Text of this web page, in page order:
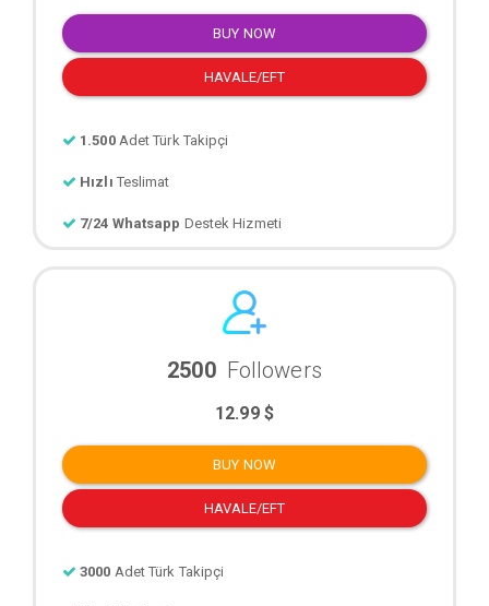
BUY NOW
HAVALE/EFT
1.500 Adet Türk Takipçi
Hızlı Teslimat
7/24 Whatsapp Destek Hizmeti
2500 Followers
12.99 $
BUY NOW
HAVALE/EFT
3000 Adet Türk Takipçi